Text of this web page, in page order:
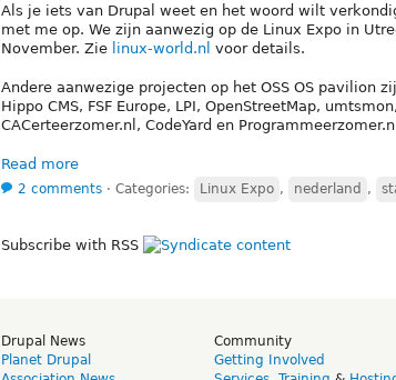
Als je iets van Drupal weet en het woord wilt
met me op. We zijn aanwezig op de Linux Expo in
November. Zie linux-world.nl voor details.
Andere aanwezige projecten op het OSS OS pavilion
Hippo CMS, FSF Europe, LPI, OpenStreetMap,
CACerteerzomer.nl, CodeYard en
Read more
2 comments ⋅ Categories: Linux Expo , nederland ,
Subscribe with RSS
Drupal News
Planet Drupal
Community
Getting Involved